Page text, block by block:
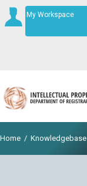
My Workspace
Home / Knowledgebase